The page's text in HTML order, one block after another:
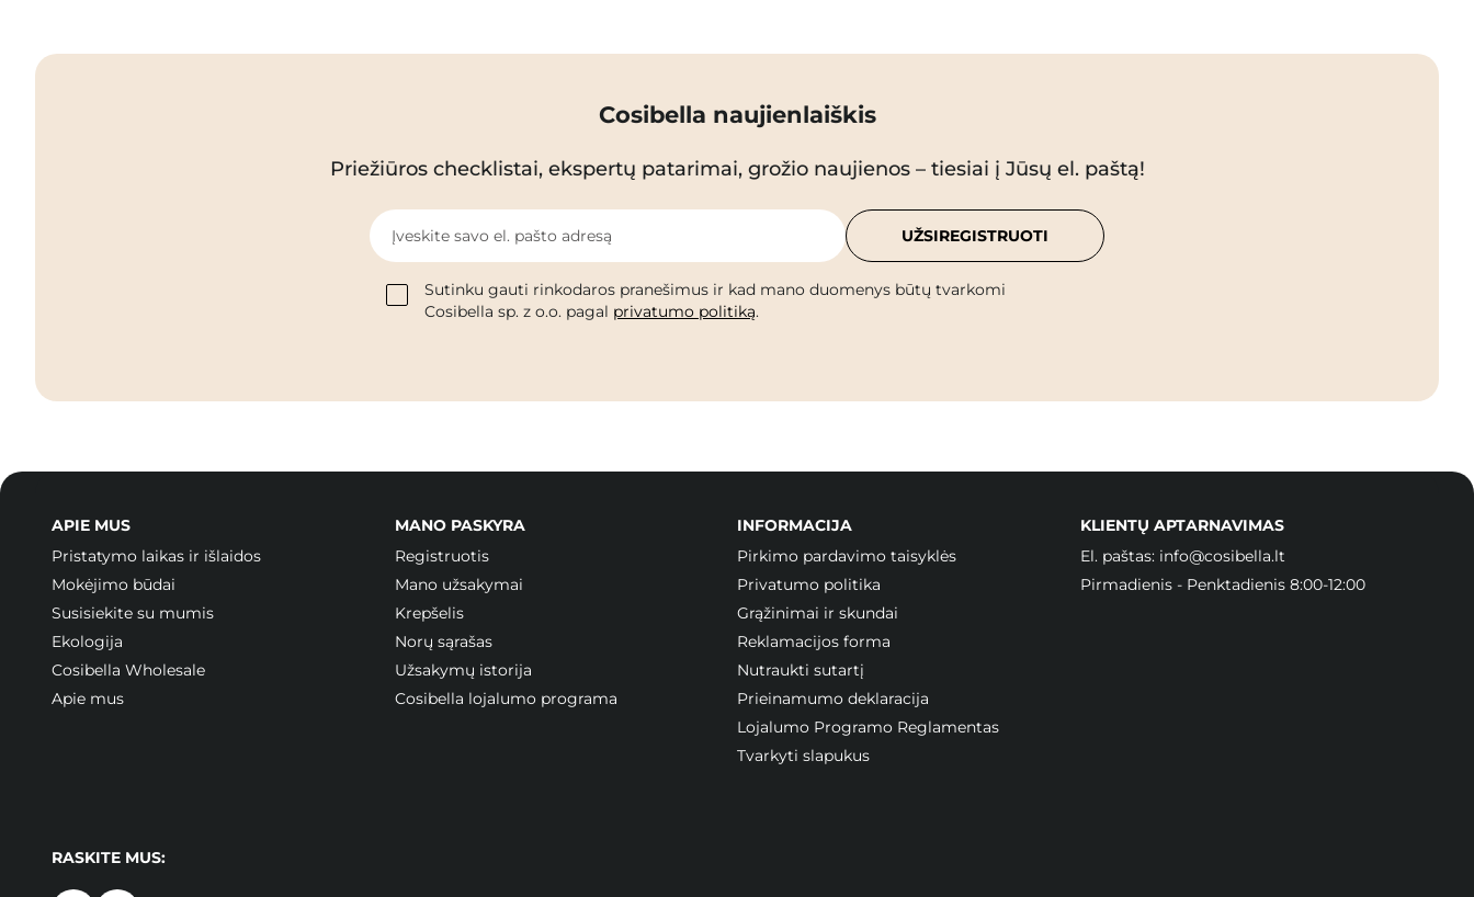
Cosibella naujienlaiškis
Priežiūros checklistai, ekspertų patarimai, grožio naujienos – tiesiai į Jūsų el. paštą!
Įveskite savo el. pašto adresą
Sutinku gauti rinkodaros pranešimus ir kad mano duomenys būtų tvarkomi
Cosibella sp. z o.o. pagal privatumo politiką.
UŽSIREGISTRUOTI
APIE MUS
Pristatymo laikas ir išlaidos
Mokėjimo būdai
Susisiekite su mumis
Ekologija
Cosibella Wholesale
Apie mus
MANO PASKYRA
Registruotis
Mano užsakymai
Krepšelis
Norų sąrašas
Užsakymų istorija
Cosibella lojalumo programa
INFORMACIJA
Pirkimo pardavimo taisyklės
Privatumo politika
Grąžinimai ir skundai
Reklamacijos forma
Nutraukti sutartį
Prieinamumo deklaracija
Lojalumo Programo Reglamentas
Tvarkyti slapukus
KLIENTŲ APTARNAVIMAS
El. paštas: info@cosibella.lt
Pirmadienis - Penktadienis 8:00-12:00
RASKITE MUS: